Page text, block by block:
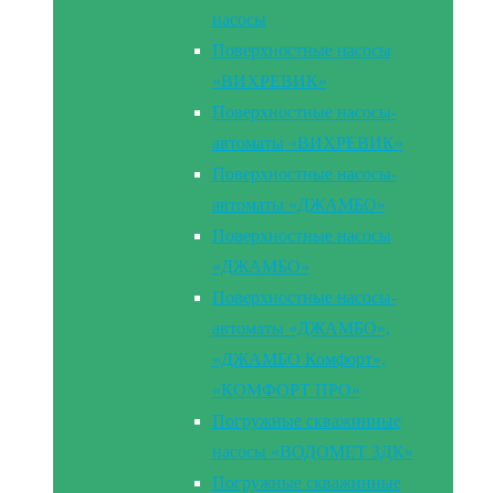
насосы
Поверхностные насосы
«ВИХРЕВИК»
Поверхностные насосы-
автоматы «ВИХРЕВИК»
Поверхностные насосы-
автоматы «ДЖАМБО»
Поверхностные насосы
«ДЖАМБО»
Поверхностные насосы-
автоматы «ДЖАМБО»,
«ДЖАМБО Комфорт»,
«КОМФОРТ ПРО»
Погружные скважинные
насосы «ВОДОМЕТ 3ДК»
Погружные скважинные